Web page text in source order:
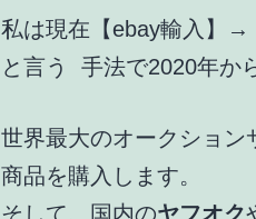
私は現在【ebay輸入】→
と言う 手法で2020年か
世界最大のオークション
商品を購入します。
そして、国内のヤフオク